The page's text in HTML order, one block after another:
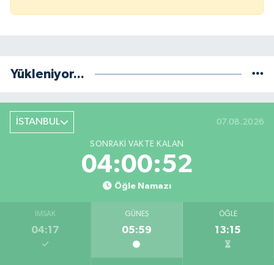
Yükleniyor...
İSTANBUL 07.08.2026
SONRAKI VAKTE KALAN
04:00:52
Öğle Namazı
İMSAK
04:17
GÜNEŞ
05:59
ÖĞLE
13:15